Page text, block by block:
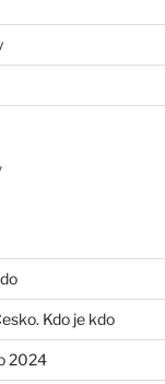
Kdo je kdo
2024